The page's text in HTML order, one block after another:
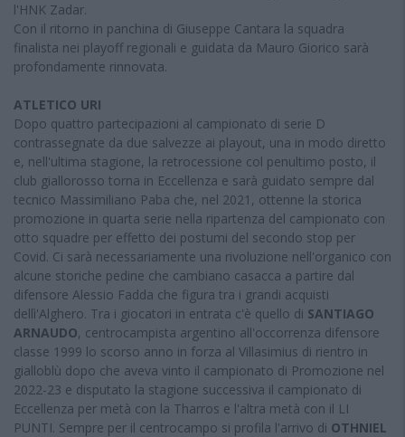
l'HNK Zadar.
Con il ritorno in panchina di Giuseppe Cantara la squadra
finalista nei playoff regionali e guidata da Mauro Giorico sarà
profondamente rinnovata.
ATLETICO URI
Dopo quattro partecipazioni al campionato di serie D
contrassegnate da due salvezze ai playout, una in modo diretto
e, nell'ultima stagione, la retrocessione col penultimo posto, il
club giallorosso torna in Eccellenza e sarà guidato sempre dal
tecnico Massimiliano Paba che, nel 2021, ottenne la storica
promozione in quarta serie nella ripartenza del campionato con
otto squadre per effetto dei postumi del secondo stop per
Covid. Ci sarà necessariamente una rivoluzione nell'organico con
alcune storiche pedine che cambiano casacca a partire dal
difensore Alessio Fadda che figura tra i grandi acquisti
dellì'Alghero. Tra i giocatori in entrata c'è quello di SANTIAGO
ARNAUDO, centrocampista argentino all'occorrenza difensore
classe 1999 lo scorso anno in forza al Villasimius di rientro in
gialloblù dopo che aveva vinto il campionato di Promozione nel
2022-23 e disputato la stagione successiva il campionato di
Eccellenza per metà con la Tharros e l'altra metà con il LI
PUNTI. Sempre per il centrocampo si profila l'arrivo di OTHNIEL